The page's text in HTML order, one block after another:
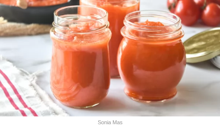
Sonia Mas